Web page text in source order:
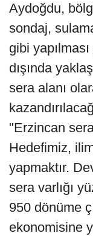
Aydoğdu,
sondaj,
gibi
dışında
sera alanı
"Erzincan
Hedefimiz,
yapmaktır.
sera varlığı
950 dönüme
ekonomisine